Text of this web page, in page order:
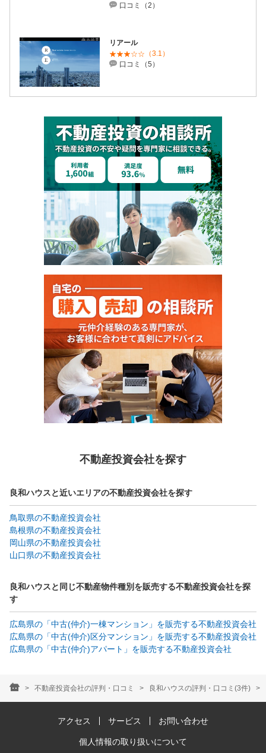
口コミ（2）
リアール
（3.1）
口コミ（5）
不動産投資会社を探す
良和ハウスと近いエリアの不動産投資会社を探す
鳥取県の不動産投資会社
島根県の不動産投資会社
岡山県の不動産投資会社
山口県の不動産投資会社
良和ハウスと同じ不動産物件種別を販売する不動産投資会社を探
す
広島県の「中古(仲介)一棟マンション」を販売する不動産投資会社
広島県の「中古(仲介)区分マンション」を販売する不動産投資会社
広島県の「中古(仲介)アパート」を販売する不動産投資会社
不動産投資会社の評判・口コミ 良和ハウスの評判・口コミ(3件)
アクセス サービス お問い合わせ
個人情報の取り扱いについて